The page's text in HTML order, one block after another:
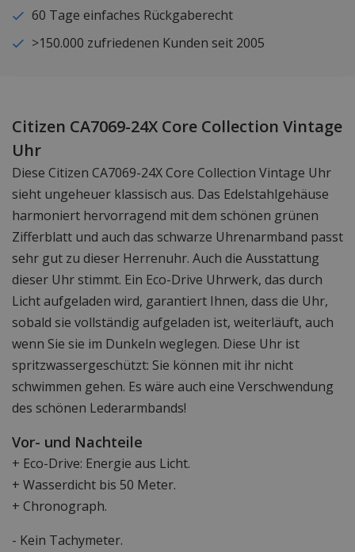
60 Tage einfaches Rückgaberecht
>150.000 zufriedenen Kunden seit 2005
Citizen CA7069-24X Core Collection Vintage
Uhr
Diese Citizen CA7069-24X Core Collection Vintage Uhr
sieht ungeheuer klassisch aus. Das Edelstahlgehäuse
harmoniert hervorragend mit dem schönen grünen
Zifferblatt und auch das schwarze Uhrenarmband passt
sehr gut zu dieser Herrenuhr. Auch die Ausstattung
dieser Uhr stimmt. Ein Eco-Drive Uhrwerk, das durch
Licht aufgeladen wird, garantiert Ihnen, dass die Uhr,
sobald sie vollständig aufgeladen ist, weiterläuft, auch
wenn Sie sie im Dunkeln weglegen. Diese Uhr ist
spritzwassergeschützt: Sie können mit ihr nicht
schwimmen gehen. Es wäre auch eine Verschwendung
des schönen Lederarmbands!
Vor- und Nachteile
+ Eco-Drive: Energie aus Licht.
+ Wasserdicht bis 50 Meter.
+ Chronograph.
- Kein Tachymeter.